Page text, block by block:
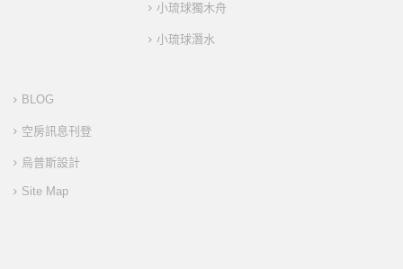
小琉球獨木舟
小琉球潛水
BLOG
空房訊息刊登
烏普斯設計
Site Map